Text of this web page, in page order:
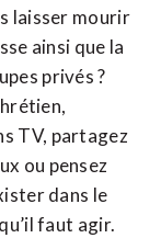
laisser mourir
ainsi que la
privés ?
TV, partagez
ou pensez
dans le
faut agir.